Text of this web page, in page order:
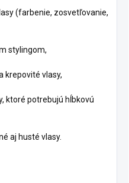
(farbenie, zosvetľovanie,
stylingom,
krepovité vlasy,
ktoré potrebujú hĺbkovú
aj husté vlasy.